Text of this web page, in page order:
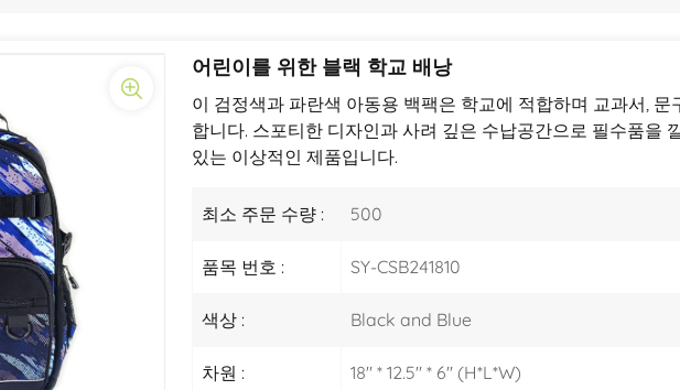
어린이를 위한 블랙 학교 배낭
이 검정색과 파란색 아동용 백팩은 학교에 적합하며 교과서,
합니다. 스포티한 디자인과 사려 깊은 수납공간으로 필수품을
있는 이상적인 제품입니다.
최소 주문 수량 : 500
품목 번호 : SY-CSB241810
색상 : Black and Blue
차원 : 18" * 12.5" * 6" (H*L*W)